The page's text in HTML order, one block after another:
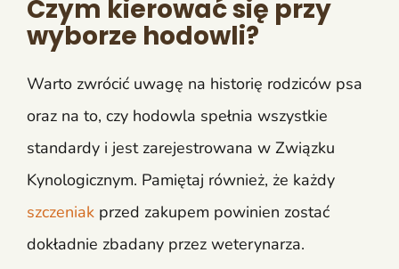
Czym kierować się przy
wyborze hodowli?
Warto zwrócić uwagę na historię rodziców psa
oraz na to, czy hodowla spełnia wszystkie
standardy i jest zarejestrowana w Związku
Kynologicznym. Pamiętaj również, że każdy
szczeniak przed zakupem powinien zostać
dokładnie zbadany przez weterynarza.